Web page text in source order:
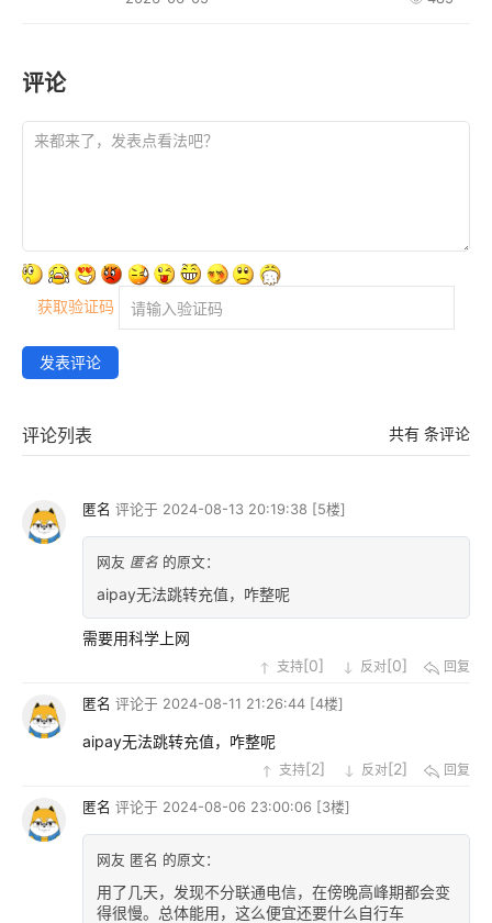
评论
获取验证码
发表评论
评论列表 共有 条评论
匿名 评论于 2024-08-13 20:19:38 [5楼]
网友 匿名 的原文：
aipay无法跳转充值，咋整呢
需要用科学上网
支持[0] 反对[0] 回复
匿名 评论于 2024-08-11 21:26:44 [4楼]
aipay无法跳转充值，咋整呢
支持[2] 反对[2] 回复
匿名 评论于 2024-08-06 23:00:06 [3楼]
网友 匿名 的原文：
用了几天，发现不分联通电信，在傍晚高峰期都会变
得很慢。总体能用，这么便宜还要什么自行车